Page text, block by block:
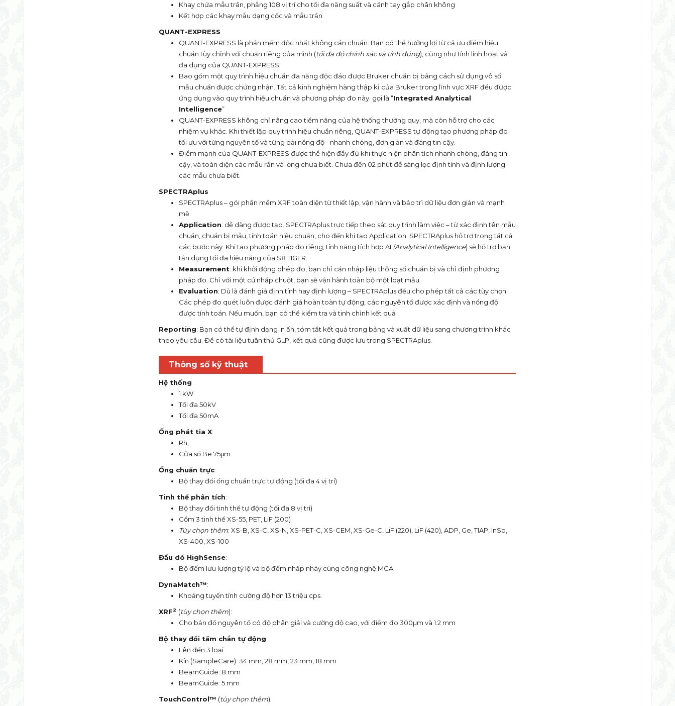
Khay chứa mẫu trần, phẳng 108 vị trí cho tối đa năng suất và cánh tay gắp chân không
Kết hợp các khay mẫu dạng cốc và mẫu trần
QUANT-EXPRESS
QUANT-EXPRESS là phần mềm độc nhất không cần chuẩn: Bạn có thể hưởng lợi từ cả ưu điểm hiệu
chuẩn tùy chỉnh với chuẩn riêng của mình (tối đa độ chính xác và tính đúng), cũng như tính linh hoạt và
đa dụng của QUANT-EXPRESS.
Bao gồm một quy trình hiệu chuẩn đa năng độc đáo được Bruker chuẩn bị bằng cách sử dụng vô số
mẫu chuẩn được chứng nhận. Tất cả kinh nghiệm hàng thập kỉ của Bruker trong lĩnh vực XRF đều được
ứng dụng vào quy trình hiệu chuẩn và phương pháp đo này. gọi là “Integrated Analytical
Intelligence”
QUANT-EXPRESS không chỉ nâng cao tiềm năng của hệ thống thường quy, mà còn hỗ trợ cho các
nhiệm vụ khác. Khi thiết lập quy trình hiệu chuẩn riêng, QUANT-EXPRESS tự động tạo phương pháp đo
tối ưu với từng nguyên tố và từng dải nồng độ - nhanh chóng, đơn giản và đáng tin cậy.
Điểm mạnh của QUANT-EXPRESS được thể hiện đầy đủ khi thực hiện phân tích nhanh chóng, đáng tin
cậy, và toàn diện các mẫu rắn và lỏng chưa biết. Chưa đến 02 phút để sàng lọc định tính và định lượng
các mẫu chưa biết.
SPECTRAplus
SPECTRAplus – gói phần mềm XRF toàn diện từ thiết lập, vận hành và bảo trì dữ liệu đơn giản và mạnh
mẽ
Application: dễ dàng được tạo. SPECTRAplus trực tiếp theo sát quy trình làm việc – từ xác định tên mẫu
chuẩn, chuẩn bị mẫu, tính toán hiệu chuẩn, cho đến khi tạo Application. SPECTRAplus hỗ trợ trong tất cả
các bước này. Khi tạo phương pháp đo riêng, tính năng tích hợp AI (Analytical Intelligence) sẽ hỗ trợ bạn
tận dụng tối đa hiệu năng của S8 TIGER.
Measurement: khi khởi động phép đo, bạn chỉ cần nhập liệu thông số chuẩn bị và chỉ định phương
pháp đo. Chỉ với một cú nhấp chuột, bạn sẽ vận hành toàn bộ một loạt mẫu
Evaluation: Dù là đánh giá định tính hay định lượng – SPECTRAplus đều cho phép tất cả các tùy chọn:
Các phép đo quét luôn được đánh giá hoàn toàn tự động, các nguyên tố được xác định và nồng độ
được tính toán. Nếu muốn, bạn có thể kiểm tra và tinh chỉnh kết quả
Reporting: Bạn có thể tự định dạng in ấn, tóm tắt kết quả trong bảng và xuất dữ liệu sang chương trình khác
theo yêu cầu. Để có tài liệu tuân thủ GLP, kết quả cũng được lưu trong SPECTRAplus.
Thông số kỹ thuật
Hệ thống
1 kW
Tối đa 50kV
Tối đa 50mA
Ống phát tia X:
Rh,
Cửa sổ Be 75μm
Ống chuẩn trực:
Bộ thay đổi ống chuẩn trực tự động (tối đa 4 vị trí)
Tinh thể phân tích:
Bộ thay đổi tinh thể tự động (tối đa 8 vị trí)
Gồm 3 tinh thể XS-55, PET, LiF (200)
Tùy chọn thêm: XS-B, XS-C, XS-N, XS-PET-C, XS-CEM, XS-Ge-C, LiF (220), LiF (420), ADP, Ge, TIAP, InSb,
XS-400, XS-100
Đầu dò HighSense:
Bộ đếm lưu lượng tỷ lệ và bộ đếm nhấp nháy cùng công nghệ MCA
DynaMatch™:
Khoảng tuyến tính cường độ hơn 13 triệu cps.
XRF2 (tùy chọn thêm):
Cho bản đồ nguyên tố có độ phân giải và cường độ cao, với điểm đo 300µm và 1.2 mm
Bộ thay đổi tấm chắn tự động:
Lên đến 3 loại
Kín (SampleCare): 34 mm, 28 mm, 23 mm, 18 mm
BeamGuide: 8 mm
BeamGuide: 5 mm
TouchControl™ (tùy chọn thêm):